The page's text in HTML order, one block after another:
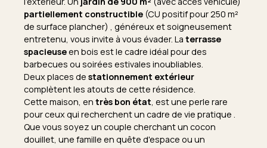
partiellement constructible (CU positif pour 250 m²
de surface plancher) , généreux et soigneusement
entretenu, vous invite à vous évader. La terrasse
spacieuseen bois est le cadre idéal pour des
barbecues ou soirées estivales inoubliables.
Deux places de stationnement extérieur
complètent les atouts de cette résidence.
Cette maison, en très bon état , est une perle rare
pour ceux qui recherchent un cadre de vie pratique .
Que vous soyez un couple cherchant un cocon
douillet, une famille en quête d'espace ou un